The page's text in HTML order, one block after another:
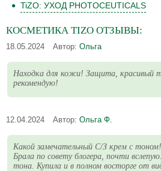
TiZO: УХОД PHOTOCEUTICALS
КОСМЕТИКА TIZO ОТЗЫВЫ:
18.05.2024 Автор: Ольга
Находка для кожи! Защита, красивый
рекомендую!
12.04.2024 Автор: Ольга Ф.
Какой замечательный С/З крем с тоном!
Брала по совету блогера, почти
тона. Купила и в полном восторге от